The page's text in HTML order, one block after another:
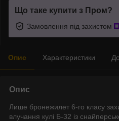
Що таке купити з Пром?
Замовлення під захистом
Опис Характеристики
Опис
Лише бронежилет 6-го класу
влучання кулі Б-32 із